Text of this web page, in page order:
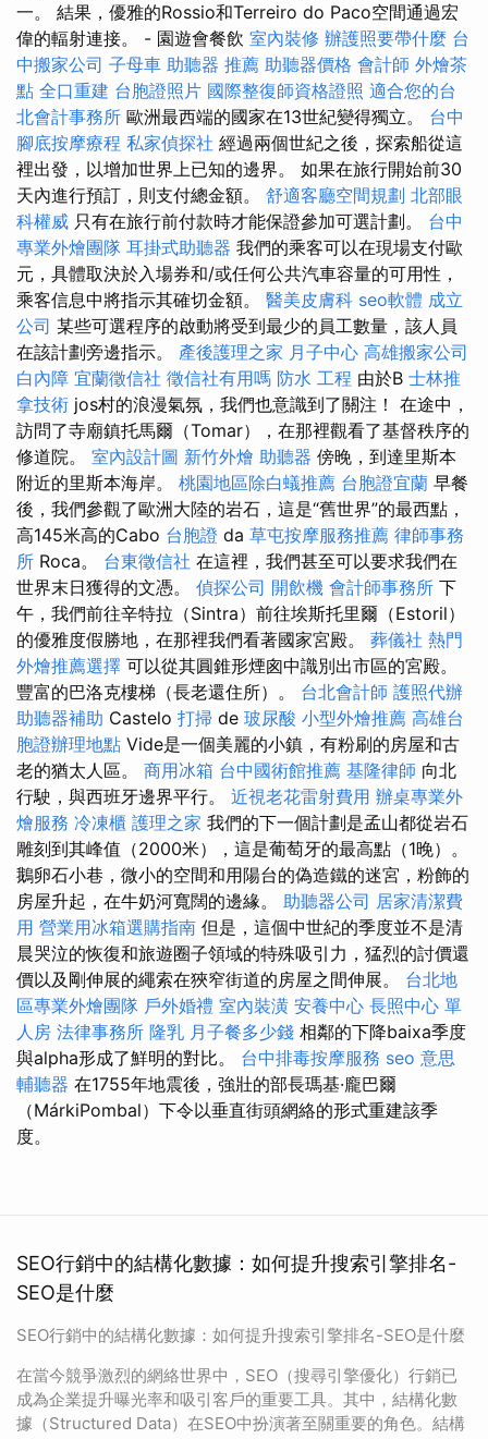
一。 結果，優雅的Rossio和Terreiro do Paco空間通過宏
偉的輻射連接。 - 園遊會餐飲 室內裝修 辦護照要帶什麼 台
中搬家公司 子母車 助聽器 推薦 助聽器價格 會計師 外燴茶
點 全口重建 台胞證照片 國際整復師資格證照 適合您的台
北會計事務所 歐洲最西端的國家在13世紀變得獨立。 台中
腳底按摩療程 私家偵探社 經過兩個世紀之後，探索船從這
裡出發，以增加世界上已知的邊界。 如果在旅行開始前30
天內進行預訂，則支付總金額。 舒適客廳空間規劃 北部眼
科權威 只有在旅行前付款時才能保證參加可選計劃。 台中
專業外燴團隊 耳掛式助聽器 我們的乘客可以在現場支付歐
元，具體取決於入場券和/或任何公共汽車容量的可用性，
乘客信息中將指示其確切金額。 醫美皮膚科 seo軟體 成立
公司 某些可選程序的啟動將受到最少的員工數量，該人員
在該計劃旁邊指示。 產後護理之家 月子中心 高雄搬家公司
白內障 宜蘭徵信社 徵信社有用嗎 防水 工程 由於B 士林推
拿技術 jos村的浪漫氣氛，我們也意識到了關注！ 在途中，
訪問了寺廟鎮托馬爾（Tomar），在那裡觀看了基督秩序的
修道院。 室內設計圖 新竹外燴 助聽器 傍晚，到達里斯本
附近的里斯本海岸。 桃園地區除白蟻推薦 台胞證宜蘭 早餐
後，我們參觀了歐洲大陸的岩石，這是“舊世界”的最西點，
高145米高的Cabo 台胞證 da 草屯按摩服務推薦 律師事務
所 Roca。 台東徵信社 在這裡，我們甚至可以要求我們在
世界末日獲得的文憑。 偵探公司 開飲機 會計師事務所 下
午，我們前往辛特拉（Sintra）前往埃斯托里爾（Estoril）
的優雅度假勝地，在那裡我們看著國家宮殿。 葬儀社 熱門
外燴推薦選擇 可以從其圓錐形煙囪中識別出市區的宮殿。
豐富的巴洛克樓梯（長老還住所）。 台北會計師 護照代辦
助聽器補助 Castelo 打掃 de 玻尿酸 小型外燴推薦 高雄台
胞證辦理地點 Vide是一個美麗的小鎮，有粉刷的房屋和古
老的猶太人區。 商用冰箱 台中國術館推薦 基隆律師 向北
行駛，與西班牙邊界平行。 近視老花雷射費用 辦桌專業外
燴服務 冷凍櫃 護理之家 我們的下一個計劃是孟山都從岩石
雕刻到其峰值（2000米），這是葡萄牙的最高點（1晚）。
鵝卵石小巷，微小的空間和用陽台的偽造鐵的迷宮，粉飾的
房屋升起，在牛奶河寬闊的邊緣。 助聽器公司 居家清潔費
用 營業用冰箱選購指南 但是，這個中世紀的季度並不是清
晨哭泣的恢復和旅遊圈子領域的特殊吸引力，猛烈的討價還
價以及剛伸展的繩索在狹窄街道的房屋之間伸展。 台北地
區專業外燴團隊 戶外婚禮 室內裝潢 安養中心 長照中心 單
人房 法律事務所 隆乳 月子餐多少錢 相鄰的下降baixa季度
與alpha形成了鮮明的對比。 台中排毒按摩服務 seo 意思
輔聽器 在1755年地震後，強壯的部長瑪基·龐巴爾
（MárkiPombal）下令以垂直街頭網絡的形式重建該季
度。
SEO行銷中的結構化數據：如何提升搜索引擎排名-
SEO是什麼
SEO行銷中的結構化數據：如何提升搜索引擎排名-SEO是什麼
在當今競爭激烈的網絡世界中，SEO（搜尋引擎優化）行銷已
成為企業提升曝光率和吸引客戶的重要工具。其中，結構化數
據（Structured Data）在SEO中扮演著至關重要的角色。結構